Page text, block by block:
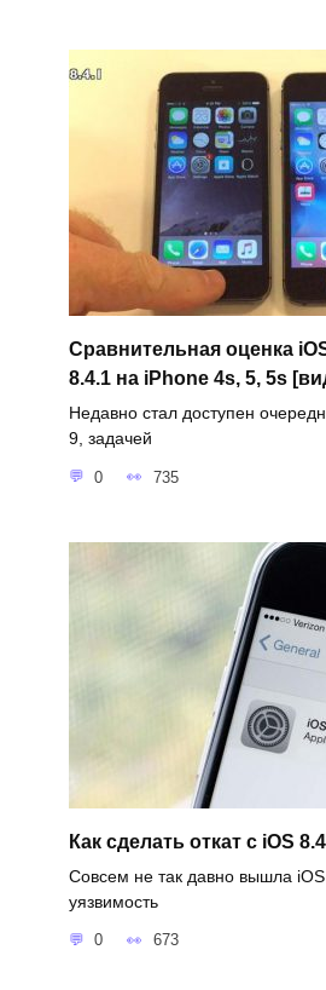
Сравнительная оценка
8.4.1 на iPhone 4s, 5, 5s
Недавно стал доступен
9, задачей
0 735
Как сделать откат с iOS
Совсем не так давно вышла
уязвимость
0 673